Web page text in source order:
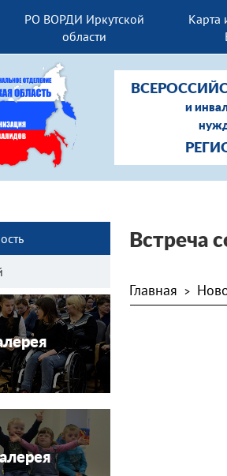
РО ВОРДИ Иркутской
области
Карта
и
Встреча
Главная >